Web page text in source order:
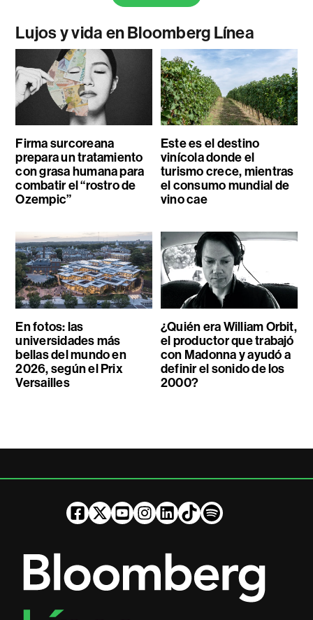
Lujos y vida en Bloomberg Línea
Firma surcoreana
prepara un tratamiento
con grasa humana para
combatir el “rostro de
Ozempic”
Este es el destino
vinícola donde el
turismo crece, mientras
el consumo mundial de
vino cae
En fotos: las
universidades más
bellas del mundo en
2026, según el Prix
Versailles
¿Quién era William Orbit,
el productor que trabajó
con Madonna y ayudó a
definir el sonido de los
2000?